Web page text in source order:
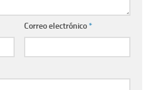
Correo electrónico*